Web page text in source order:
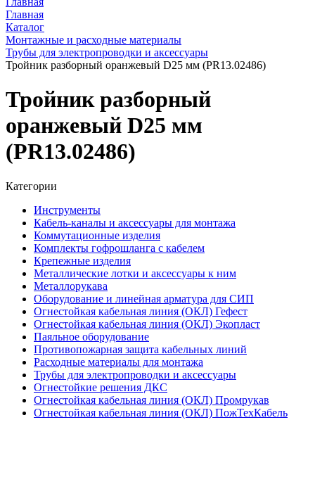
Главная
Каталог
Монтажные и расходные материалы
Трубы для электропроводки и аксессуары
Тройник разборный оранжевый D25 мм (PR13.02486)
Тройник разборный
оранжевый D25 мм
(PR13.02486)
Категории
Инструменты
Кабель-каналы и аксессуары для монтажа
Коммутационные изделия
Комплекты гофрошланга с кабелем
Крепежные изделия
Металлические лотки и аксессуары к ним
Металлорукава
Оборудование и линейная арматура для СИП
Огнестойкая кабельная линия (ОКЛ) Гефест
Огнестойкая кабельная линия (ОКЛ) Экопласт
Паяльное оборудование
Противопожарная защита кабельных линий
Расходные материалы для монтажа
Трубы для электропроводки и аксессуары
Огнестойкие решения ДКС
Огнестойкая кабельная линия (ОКЛ) Промрукав
Огнестойкая кабельная линия (ОКЛ) ПожТехКабель